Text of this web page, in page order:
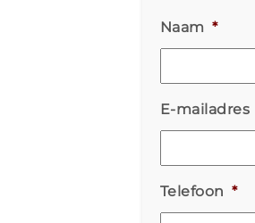
Naam *
E-mailadres
Telefoon *